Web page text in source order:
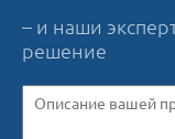
– и наши
решение